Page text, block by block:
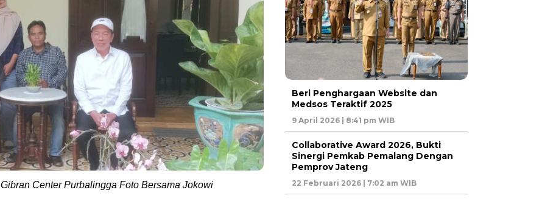
Gibran Center Purbalingga Foto Bersama Jokowi
Beri Penghargaan Website dan
Medsos Teraktif 2025
9 April 2026 | 8:41 pm WIB
Collaborative Award 2026, Bukti
Sinergi Pemkab Pemalang Dengan
Pemprov Jateng
22 Februari 2026 | 7:02 am WIB